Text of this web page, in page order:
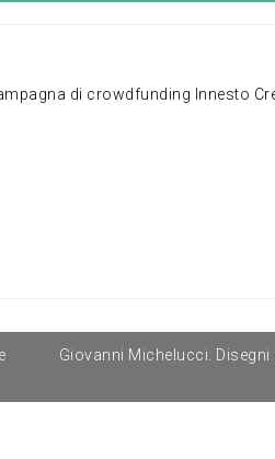
di crowdfunding Innesto
Giovanni Michelucci.